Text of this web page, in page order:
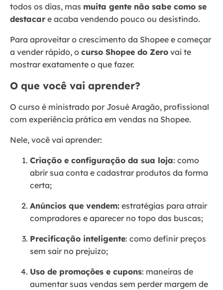
todos os dias, mas muita gente não sabe como se
destacar e acaba vendendo pouco ou desistindo.
Para aproveitar o crescimento da Shopee e começar
a vender rápido, o curso Shopee do Zero vai te
mostrar exatamente o que fazer.
O que você vai aprender?
O curso é ministrado por Josué Aragão, profissional
com experiência prática em vendas na Shopee.
Nele, você vai aprender:
Criação e configuração da sua loja: como
abrir sua conta e cadastrar produtos da forma
certa;
Anúncios que vendem: estratégias para atrair
compradores e aparecer no topo das buscas;
Precificação inteligente: como definir preços
sem sair no prejuízo;
Uso de promoções e cupons: maneiras de
aumentar suas vendas sem perder margem de